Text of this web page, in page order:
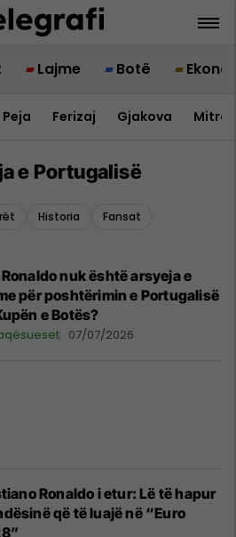
Lajme Botë
Peja Ferizaj Gjakova
e Portugalisë
Historia Fansat
nuk është arsyeja e
për poshtërimin e Portugalisë
e Botës?
07/07/2026
Ronaldo i etur: Lë të hapur
që të luajë në “Euro